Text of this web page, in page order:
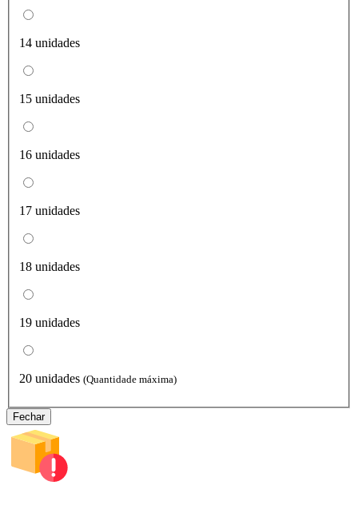
14 unidades
15 unidades
16 unidades
17 unidades
18 unidades
19 unidades
20 unidades (Quantidade máxima)
Fechar